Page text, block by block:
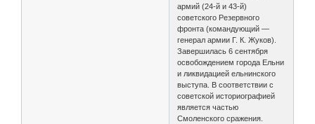
армий (24-й и 43-й)
советского Резервного
фронта (командующий —
генерал армии Г. К. Жуков).
Завершилась 6 сентября
освобождением города Ельни
и ликвидацией ельнинского
выступа. В соответствии с
советской историографией
является частью
Смоленского сражения.